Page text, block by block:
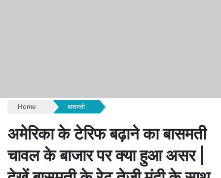
Home बासमती
अमेरिका के टेरिफ बढ़ाने का बासमती
चावल के बाजार पर क्या हुआ असर |